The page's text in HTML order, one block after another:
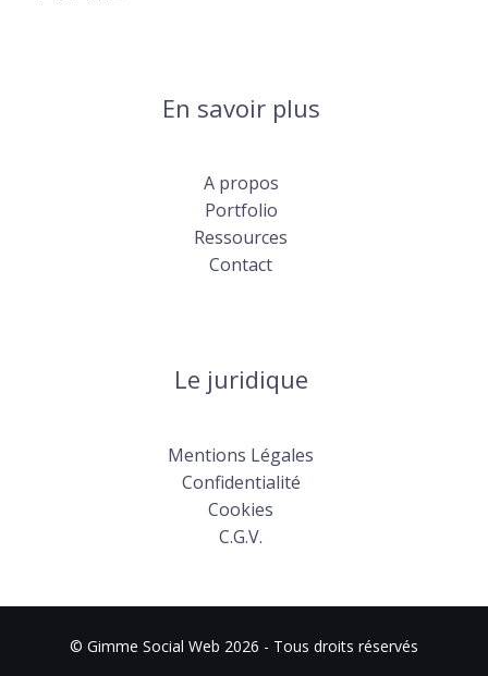
En savoir plus
A propos
Portfolio
Ressources
Contact
Le juridique
Mentions Légales
Confidentialité
Cookies
C.G.V.
© Gimme Social Web 2026 - Tous droits réservés